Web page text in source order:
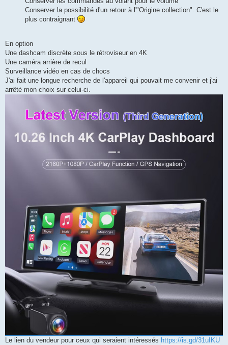
Conserver la possibilité d'un retour à l'"Origine collection". C'est le
plus contraignant
En option
Une dashcam discrète sous le rétroviseur en 4K
Une caméra arrière de recul
Surveillance vidéo en cas de chocs
J'ai fait une longue recherche de l'appareil qui pouvait me convenir et j'ai
arrêté mon choix sur celui-ci.
Le lien du vendeur pour ceux qui seraient intéressés https://is.gd/31uIKU